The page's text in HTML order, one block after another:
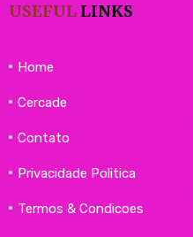
USEFUL LINKS
Home
Cercade
Contato
Privacidade Politica
Termos & Condicoes